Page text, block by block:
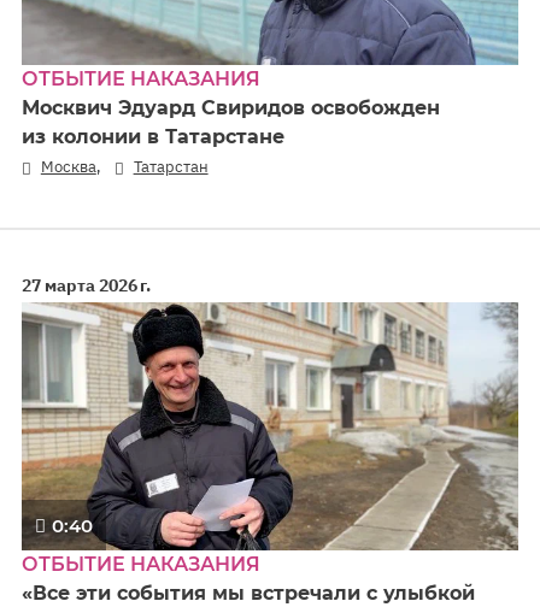
ОТБЫТИЕ НАКАЗАНИЯ
Москвич Эдуард Свиридов освобожден
из колонии в Татарстане
Москва, Татарстан
27 марта 2026 г.
0:40
ОТБЫТИЕ НАКАЗАНИЯ
«Все эти события мы встречали с улыбкой